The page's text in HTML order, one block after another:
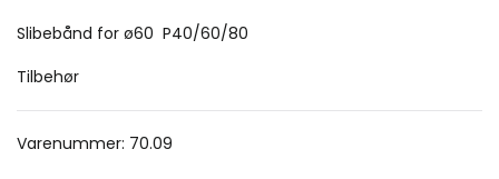
Slibebånd for ø60 P40/60/80
Tilbehør
Varenummer: 70.09